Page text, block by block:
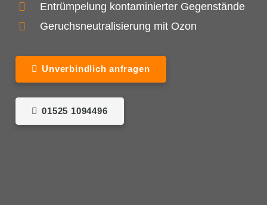
Entrümpelung kontaminierter Gegenstände
Geruchsneutralisierung mit Ozon
Unverbindlich anfragen
01525 1094496